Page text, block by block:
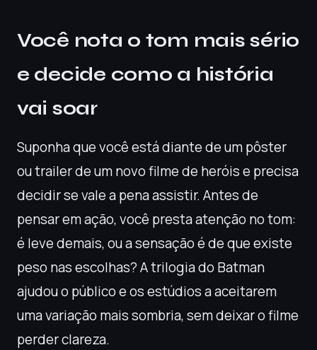
Você nota o tom mais sério
e decide como a história
vai soar
Suponha que você está diante de um pôster
ou trailer de um novo filme de heróis e precisa
decidir se vale a pena assistir. Antes de
pensar em ação, você presta atenção no tom:
é leve demais, ou a sensação é de que existe
peso nas escolhas? A trilogia do Batman
ajudou o público e os estúdios a aceitarem
uma variação mais sombria, sem deixar o filme
perder clareza.